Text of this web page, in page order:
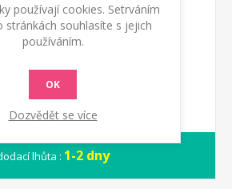
KOUPIT
lhůta : 1-2 dny
používají cookies. Setrváním
stránkách souhlasíte s jejich
používáním.
OK
Dozvědět se více